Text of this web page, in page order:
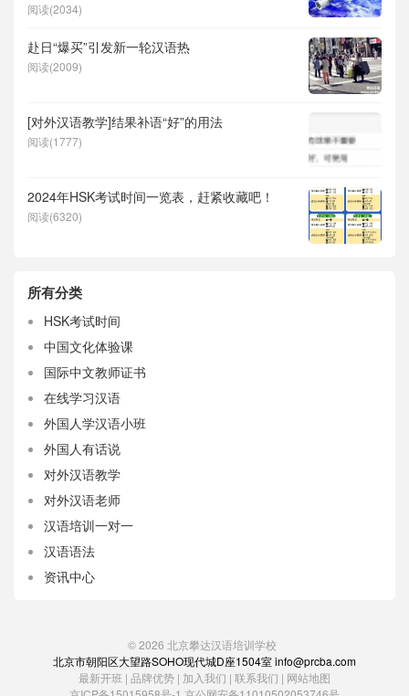
阅读(2034)
赴日“爆买”引发新一轮汉语热
阅读(2009)
[对外汉语教学]结果补语“好”的用法
阅读(1777)
2024年HSK考试时间一览表，赶紧收藏吧！
阅读(6320)
所有分类
HSK考试时间
中国文化体验课
国际中文教师证书
在线学习汉语
外国人学汉语小班
外国人有话说
对外汉语教学
对外汉语老师
汉语培训一对一
汉语语法
资讯中心
© 2026 北京攀达汉语培训学校
北京市朝阳区大望路SOHO现代城D座1504室 info@prcba.com
最新开班 | 品牌优势 | 加入我们 | 联系我们 | 网站地图